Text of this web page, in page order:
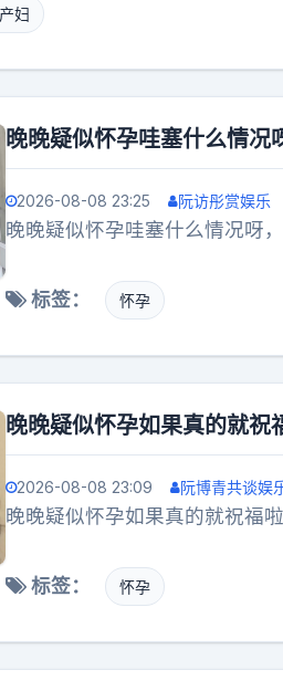
妇
晚晚疑似怀孕哇塞什么情况
2026-08-08 23:25 阮访彤赏娱乐
晚晚疑似怀孕哇塞什么情况呀
标签： 怀孕
晚晚疑似怀孕如果真的就祝
2026-08-08 23:09 阮博青共谈娱
晚晚疑似怀孕如果真的就祝福啦
标签： 怀孕